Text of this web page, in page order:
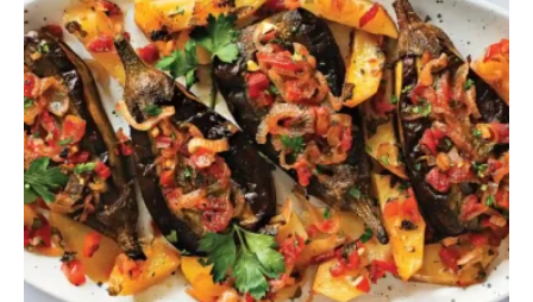
συνταγή στο φούρνο χωρίς να τηγανίσουμε τις
μελιτζάνες.